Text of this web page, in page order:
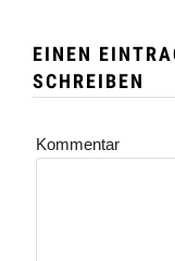
EINEN
SCHREIBEN
Kommentar